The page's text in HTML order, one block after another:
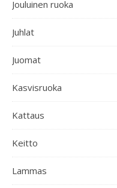
Jouluinen ruoka
Juhlat
Juomat
Kasvisruoka
Kattaus
Keitto
Lammas